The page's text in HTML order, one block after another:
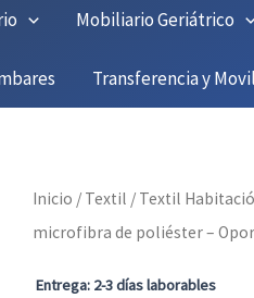
Mobiliario Geriátrico
Transferencia y
Inicio / Textil / Textil
microfibra de poliéster –
Entrega: 2-3 días laborables